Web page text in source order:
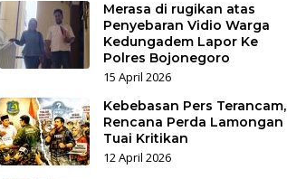
Merasa di rugikan atas
Penyebaran Vidio Warga
Kedungadem Lapor Ke
Polres Bojonegoro
15 April 2026
Kebebasan Pers Terancam,
Rencana Perda Lamongan
Tuai Kritikan
12 April 2026